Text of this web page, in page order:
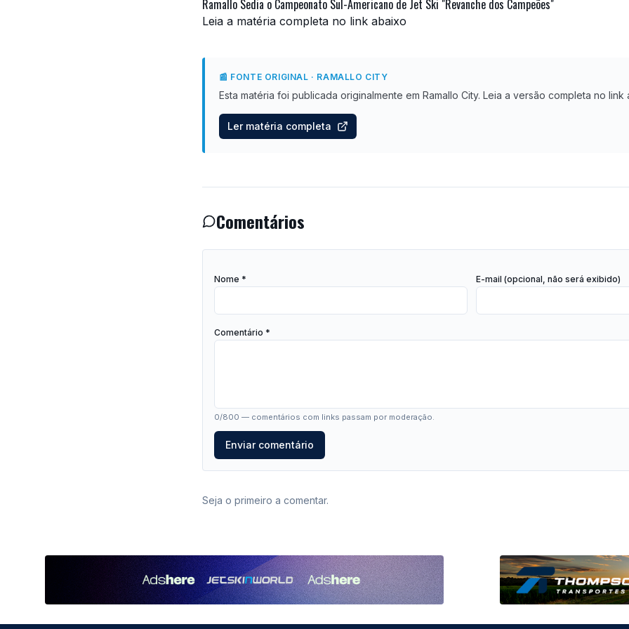
Ramallo Sedia o Campeonato Sul-Americano de Jet Ski "Revanche dos Campeões"
Leia a matéria completa no link abaixo
📰 FONTE ORIGINAL · RAMALLO CITY
Esta matéria foi publicada originalmente em Ramallo City. Leia a versão completa no link
Ler matéria completa
Comentários
Nome * E-mail (opcional, não será exibido)
Comentário *
0/800 — comentários com links passam por moderação.
Enviar comentário
Seja o primeiro a comentar.